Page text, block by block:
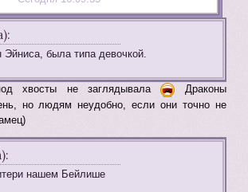
была типа девочкой.
хвосты не заглядывала
Драконы
но людям неудобно, если они точно не
нашем Бейлише